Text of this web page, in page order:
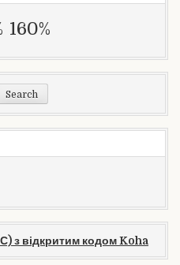
160%
з відкритим кодом Koha